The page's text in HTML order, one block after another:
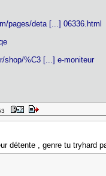
pages/deta [...] 06336.html
shop/%C3 [...] e-moniteur
détente , genre tu tryhard